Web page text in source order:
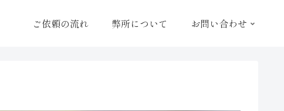
ご依頼の流れ 弊所について お問い合わせ